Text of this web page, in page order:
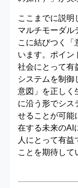
ここまでに説明
マルチモーダル
こに結びつく「
います。ポイン
社会にとって有
システムを制御
意図」を正しく
に沿う形でシス
せることが可能
在する未来のAI
人にとって有益
ことを期待して